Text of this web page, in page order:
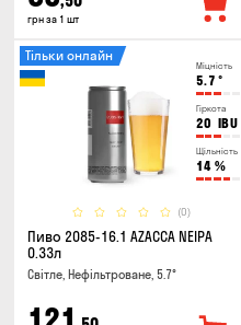
грн за 1 шт
Міцність
5.7 °
Гіркота
20 IBU
Щільність
14 %
(0)
Тільки онлайн
Пиво 2085-16.1 AZACCA NEIPA
0.33л
Світле, Нефільтроване, 5.7°